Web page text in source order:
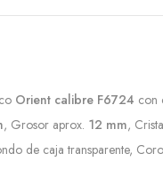
Orient calibre F6724 con
, Grosor aprox. 12 mm,
de caja transparente,